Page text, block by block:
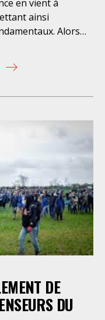
en vient à
ainsi
Alors
Des modalités
des forces de
injustifiable
posées par la
et les rapports
pour démontrer un
« RIO ». Malgré le
il est souvent
et agentes
documentent
policières.
un sentiment
abusive et
fait
DE
DU